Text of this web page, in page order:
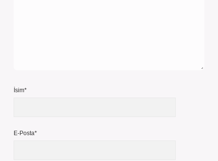
İsim*
E-Posta*